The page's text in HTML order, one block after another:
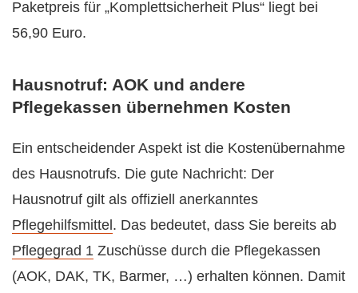
Paketpreis für „Komplettsicherheit Plus“ liegt bei
56,90 Euro.
Hausnotruf: AOK und andere
Pflegekassen übernehmen Kosten
Ein entscheidender Aspekt ist die Kostenübernahme
des Hausnotrufs. Die gute Nachricht: Der
Hausnotruf gilt als offiziell anerkanntes
Pflegehilfsmittel . Das bedeutet, dass Sie bereits ab
Pflegegrad 1 Zuschüsse durch die Pflegekassen
(AOK, DAK, TK, Barmer, …) erhalten können. Damit